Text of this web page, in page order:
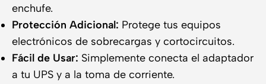
enchufe.
Protección Adicional: Protege tus equipos
electrónicos de sobrecargas y cortocircuitos.
Fácil de Usar: Simplemente conecta el adaptador
a tu UPS y a la toma de corriente.